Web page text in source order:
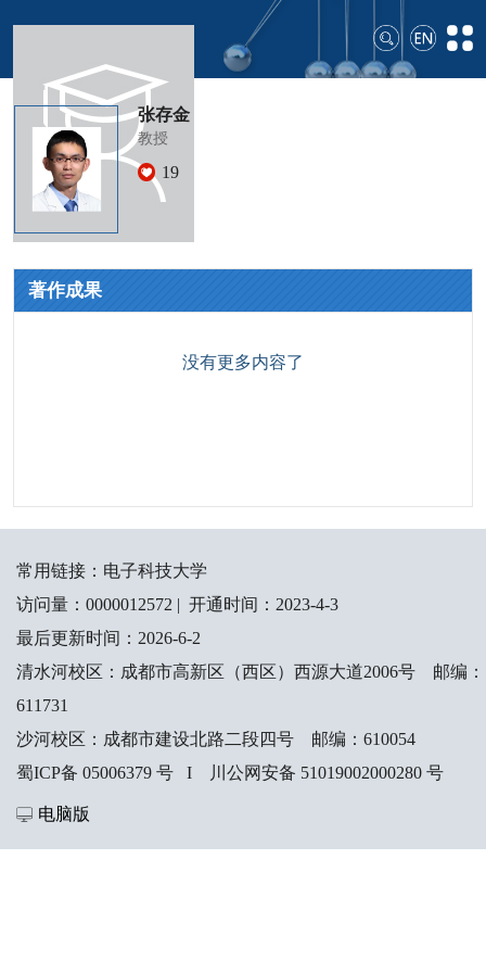
张存金
教授
19
著作成果
没有更多内容了
常用链接： 电子科技大学
访问量： 0000012572 | 开通时间： 2023-4-3
最后更新时间： 2026-6-2
清水河校区：成都市高新区（西区）西源大道2006号 邮编：
611731
沙河校区：成都市建设北路二段四号 邮编：610054
蜀ICP备 05006379 号 I 川公网安备 51019002000280 号
电脑版